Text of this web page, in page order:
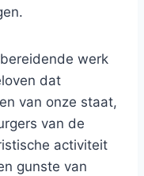
werk
dat
van onze staat,
van de
activiteit
gunste van